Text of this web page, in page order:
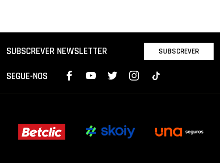
SUBSCREVER NEWSLETTER SUBSCREVER
SEGUE-NOS